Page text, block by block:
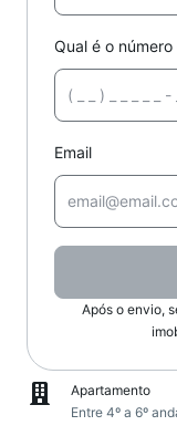
Qual é o
Email
Após o envio,
Apartamento
Entre 4º a 6º